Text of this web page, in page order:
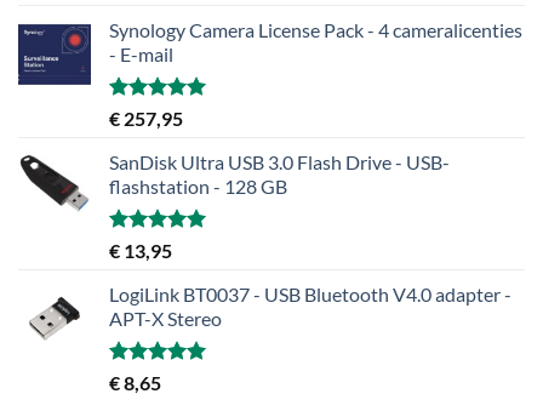
Synology Camera License Pack - 4 cameralicenties
- E-mail
Gewaardeerd
uit 5
€ 257,95
SanDisk Ultra USB 3.0 Flash Drive - USB-
flashstation - 128 GB
Gewaardeerd
uit 5
€ 13,95
LogiLink BT0037 - USB Bluetooth V4.0 adapter -
APT-X Stereo
Gewaardeerd
5.00
€8,65